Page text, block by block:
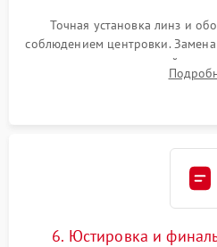
Точная установка линз и
соблюдением центровки.
нанесение влагозащитной
и заполнение его
6. Юстировка и